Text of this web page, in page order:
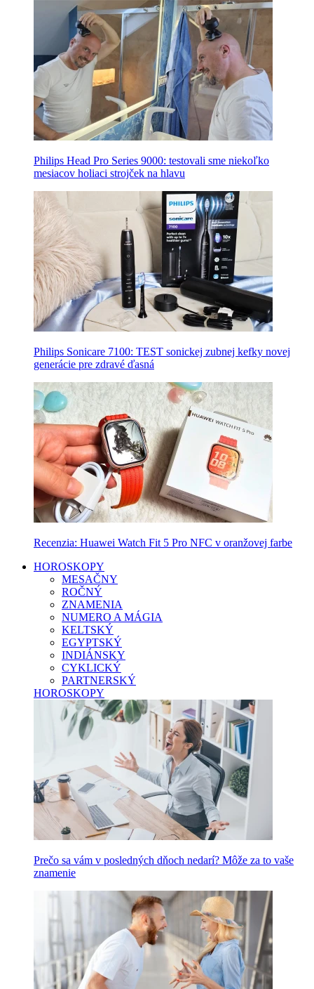
Philips Head Pro Series 9000: testovali sme niekoľko
mesiacov holiaci strojček na hlavu
Philips Sonicare 7100: TEST sonickej zubnej kefky novej
generácie pre zdravé ďasná
Recenzia: Huawei Watch Fit 5 Pro NFC v oranžovej farbe
HOROSKOPY
MESAČNY
ROČNÝ
ZNAMENIA
NUMERO A MÁGIA
KELTSKÝ
EGYPTSKÝ
INDIÁNSKY
CYKLICKÝ
PARTNERSKÝ
HOROSKOPY
Prečo sa vám v posledných dňoch nedarí? Môže za to vaše
znamenie